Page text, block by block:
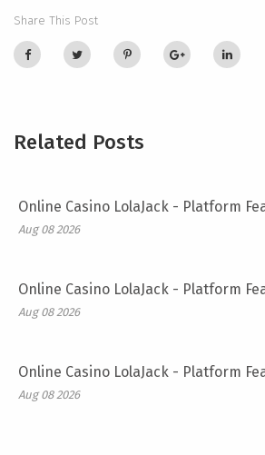
Share This Post
Related Posts
Online Casino LolaJack - Platform
Aug 08 2026
Online Casino LolaJack - Platform
Aug 08 2026
Online Casino LolaJack - Platform
Aug 08 2026